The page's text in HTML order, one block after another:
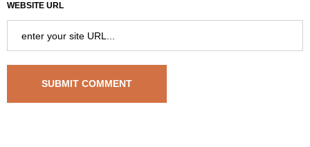
WEBSITE URL